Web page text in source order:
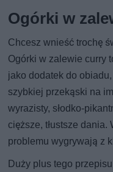
Ogórki w
Chcesz wnieść trochę
Ogórki w zalewie curry
jako dodatek do
szybkiej przekąski na
wyrazisty, słodko-
cięższe, tłustsze
problemu wygrywają z
Duży plus tego